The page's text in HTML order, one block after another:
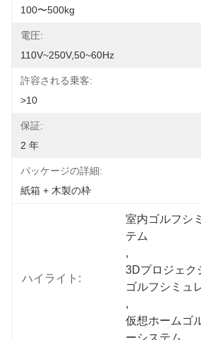
100〜500kg
電圧:
110V~250V,50~60Hz
許容される乗客:
>10
保証:
2 年
パッケージの詳細:
紙箱 + 木製の枠
ハイライト:
室内ゴルフシ
テム
,
3Dプロジェク
ゴルフシミュ
,
仮想ホームゴ
ーシステム